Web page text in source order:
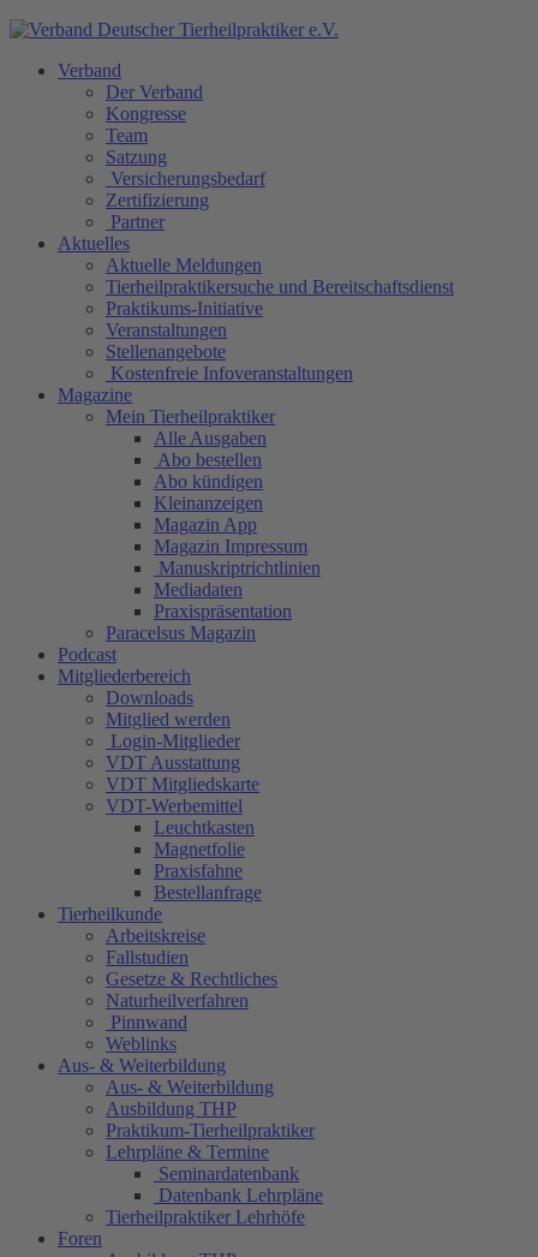
Verband
Der Verband
Kongresse
Team
Satzung
Versicherungsbedarf
Zertifizierung
Partner
Aktuelles
Aktuelle Meldungen
Tierheilpraktikersuche und Bereitschaftsdienst
Praktikums-Initiative
Veranstaltungen
Stellenangebote
Kostenfreie Infoveranstaltungen
Magazine
Mein Tierheilpraktiker
Alle Ausgaben
Abo bestellen
Abo kündigen
Kleinanzeigen
Magazin App
Magazin Impressum
Manuskriptrichtlinien
Mediadaten
Praxispräsentation
Paracelsus Magazin
Podcast
Mitgliederbereich
Downloads
Mitglied werden
Login-Mitglieder
VDT Ausstattung
VDT Mitgliedskarte
VDT-Werbemittel
Leuchtkasten
Magnetfolie
Praxisfahne
Bestellanfrage
Tierheilkunde
Arbeitskreise
Fallstudien
Gesetze & Rechtliches
Naturheilverfahren
Pinnwand
Weblinks
Aus- & Weiterbildung
Aus- & Weiterbildung
Ausbildung THP
Praktikum-Tierheilpraktiker
Lehrpläne & Termine
Seminardatenbank
Datenbank Lehrpläne
Tierheilpraktiker Lehrhöfe
Foren